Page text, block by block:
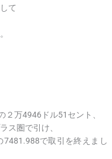
て
万4946ドル51セント、
ス圏で引け、
で取引を終えまし